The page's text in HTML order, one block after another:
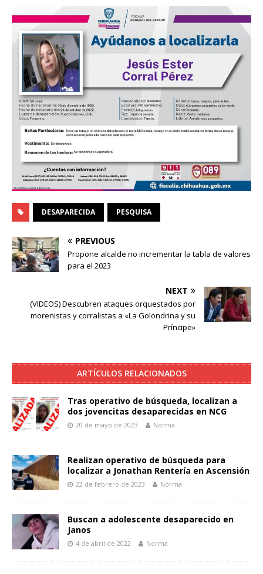
DESAPARECIDA PESQUISA
PREVIOUS
Propone alcalde no incrementar la tabla de valores
para el 2023
NEXT
(VIDEOS) Descubren ataques orquestados por
morenistas y corralistas a «La Golondrina y su
Príncipe»
ARTÍCULOS RELACIONADOS
Tras operativo de búsqueda, localizan a
dos jovencitas desaparecidas en NCG
20 de mayo de 2023 Norma
Realizan operativo de búsqueda para
localizar a Jonathan Rentería en Ascensión
22 de febrero de 2023 Norma
Buscan a adolescente desaparecido en
Janos
4 de abril de 2022 Norma